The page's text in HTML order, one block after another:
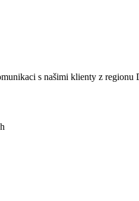
s našimi klienty z regionu